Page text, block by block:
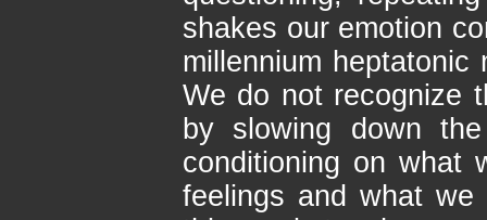
shakes our emotion
millennium heptatonic
We do not recognize
by slowing down
conditioning on what
feelings and what